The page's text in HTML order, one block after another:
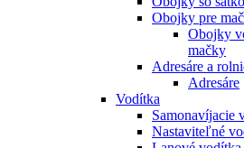
Obojky pre
Obojky
mačky
Adresáre a
Adresáre
Vodítka
Samonavíjacie
Nastaviteľné